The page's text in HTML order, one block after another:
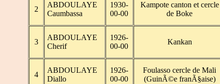
2
ABDOULAYE
Caumbassa
1930-
00-00
Kampote canton et cercle
de Boke
3
ABDOULAYE
Cherif
1926-
00-00
Kankan
4
ABDOULAYE
Diallo
1926-
00-00
Foulasso cercle de Mali
(GuinÃ©e franÃ§aise)